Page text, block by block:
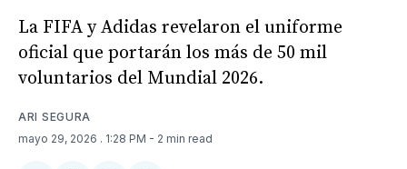
La FIFA y Adidas revelaron el uniforme
oficial que portarán los más de 50 mil
voluntarios del Mundial 2026.
ARI SEGURA
mayo 29, 2026 . 1:28 PM - 2 min read